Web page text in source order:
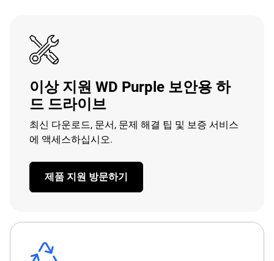
이상 지원 WD Purple 보안용 하
드 드라이브
최신 다운로드, 문서, 문제 해결 팁 및 보증 서비스
에 액세스하십시오.
제품 지원 방문하기